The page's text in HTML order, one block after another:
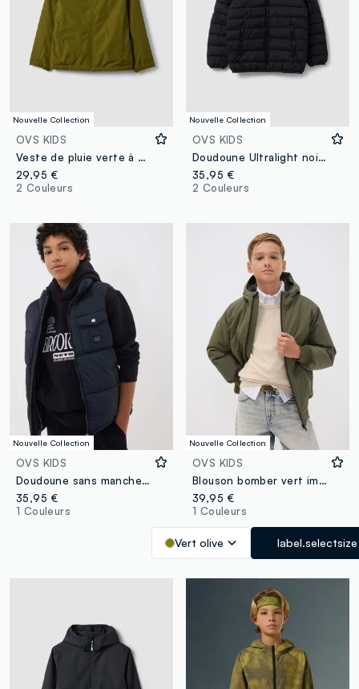
Nouvelle Collection
OVS KIDS
Veste de pluie verte à capuche et zip pour garçon
29,95 €
2 Couleurs
Nouvelle Collection
OVS KIDS
Doudoune Ultralight noire à capuche avec zip pour garçon
35,95 €
2 Couleurs
Nouvelle Collection
OVS KIDS
Doudoune sans manches noire déperlante avec zip et col montant pour garçon
35,95 €
1 Couleurs
Nouvelle Collection
OVS KIDS
Blouson bomber vert imperméable à capuche zippé pour garçon
39,95 €
1 Couleurs
Vert olive label.selectsize